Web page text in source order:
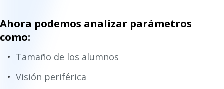
Ahora podemos analizar parámetros
como:
Tamaño de los alumnos
Visión periférica